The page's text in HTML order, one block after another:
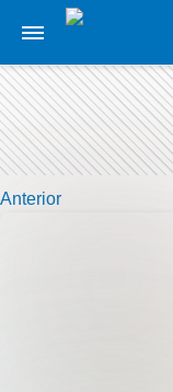
Anterior